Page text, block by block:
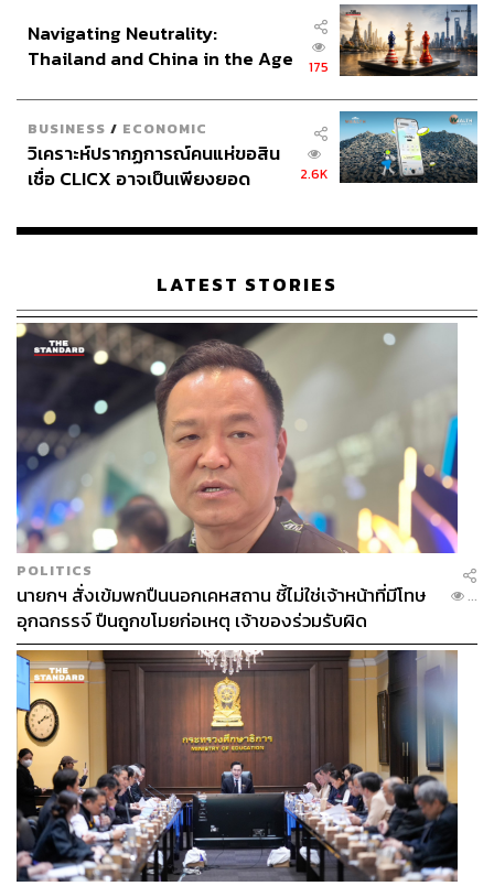
Navigating Neutrality:
Thailand and China in the Age
175
BUSINESS / ECONOMIC
วิเคราะห์ปรากฏการณ์คนแห่ขอสิน
เชื่อ CLICX อาจเป็นเพียงยอด
เรือนไทยที่ถูกซุกไว้
2.6K
LATEST STORIES
POLITICS
นายกฯ สั่งเข้มพกปืนนอกเคหสถาน ชี้ไม่ใช่เจ้าหน้าที่มีโทษ
อุกฉกรรจ์ ปืนถูกขโมยก่อเหตุ เจ้าของร่วมรับผิด
...